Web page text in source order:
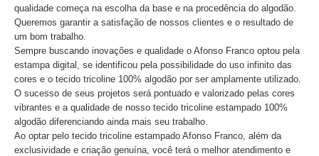
qualidade começa na escolha da base e na procedência do algodão.
Queremos garantir a satisfação de nossos clientes e o resultado de
um bom trabalho.
Sempre buscando inovações e qualidade o Afonso Franco optou pela
estampa digital, se identificou pela possibilidade do uso infinito das
cores e o tecido tricoline 100% algodão por ser amplamente utilizado.
O sucesso de seus projetos será pontuado e valorizado pelas cores
vibrantes e a qualidade de nosso tecido tricoline estampado 100%
algodão diferenciando ainda mais seu trabalho.
Ao optar pelo tecido tricoline estampado Afonso Franco, além da
exclusividade e criação genuína, você terá o melhor atendimento e